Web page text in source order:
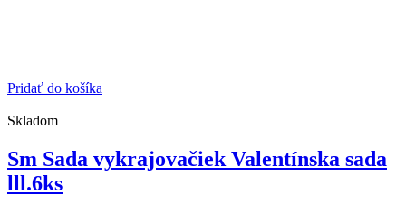
Pridať do košíka
Skladom
Sm Sada vykrajovačiek Valentínska sada
lll.6ks